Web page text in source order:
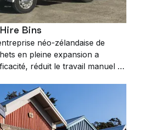
Bins
néo-zélandaise de
en pleine expansion a
réduit le travail manuel et